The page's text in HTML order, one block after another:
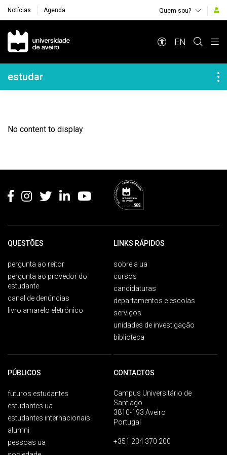
Notícias Agenda Quem sou?
Navegação Principal
EN
Navegação Lateral
estudar
No content to display
QUESTÕES
pergunta ao reitor
pergunta ao provedor do
estudante
canal de denúncias
livro amarelo eletrónico
LINKS RÁPIDOS
sobre a ua
cursos
candidaturas
departamentos e escolas
serviços
unidades de investigação
biblioteca
PÚBLICOS
futuros estudantes
estudantes ua
estudantes internacionais
alumni
pessoas ua
CONTACTOS
Campus Universitário de
Santiago
3810-193 Aveiro
Portugal
+351 234 370 200